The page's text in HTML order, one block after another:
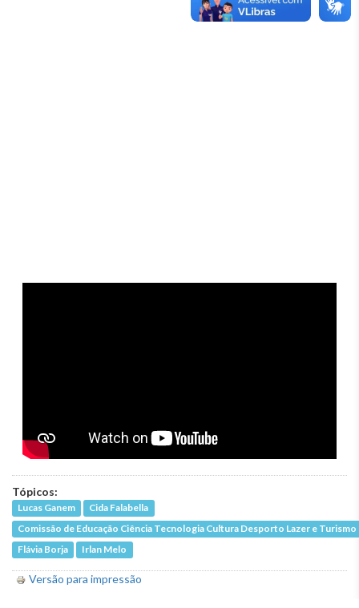
Tópicos:
Lucas Ganem
Cida Falabella
Comissão de Educação Ciência Tecnologia Cultura Desporto Lazer e Turismo
Flávia Borja
Irlan Melo
Versão para impressão